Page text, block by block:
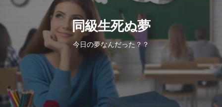
同級生死ぬ夢
今日の夢なんだった？？